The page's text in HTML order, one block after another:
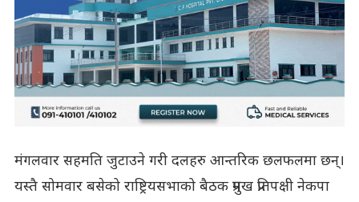
मंगलवार सहमति जुटाउने गरी दलहरु आन्तरिक छलफलमा छन्।
यस्तै सोमवार बसेको राष्ट्रियसभाको बैठक प्रमुख प्रतिपक्षी नेकपा